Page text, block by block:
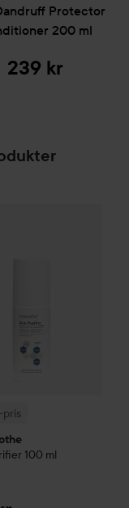
Protector
200 ml
239 kr
pris
100 ml